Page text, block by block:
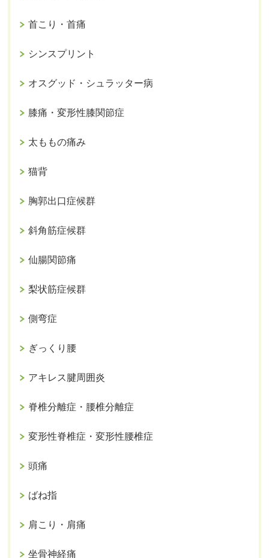
首こり・首痛
シンスプリント
オスグッド・シュラッター病
膝痛・変形性膝関節症
太ももの痛み
猫背
胸郭出口症候群
斜角筋症候群
仙腸関節痛
梨状筋症候群
側弯症
ぎっくり腰
アキレス腱周囲炎
脊椎分離症・腰椎分離症
変形性脊椎症・変形性腰椎症
頭痛
ばね指
肩こり・肩痛
坐骨神経痛